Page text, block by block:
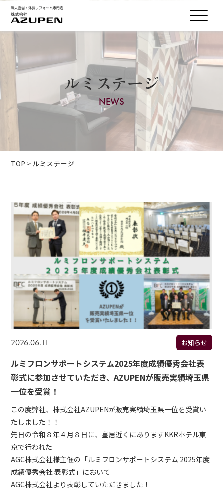
ルミステージ
NEWS
TOP > ルミステージ
2026.06.11 お知らせ
ルミフロンサポートシステム2025年度成績優秀会社表
彰式に参加させていただき、AZUPENが販売実績埼玉県
一位を受賞！
この度弊社、株式会社AZUPENが販売実績埼玉県一位を受賞い
たしました！！
先日の令和８年４月８日に、皇居近くにありますKKRホテル東
京で行われた
AGC株式会社様主催の「ルミフロンサポートシステム 2025年度
成績優秀会社 表彰式」において
AGC株式会社より表彰していただきました！